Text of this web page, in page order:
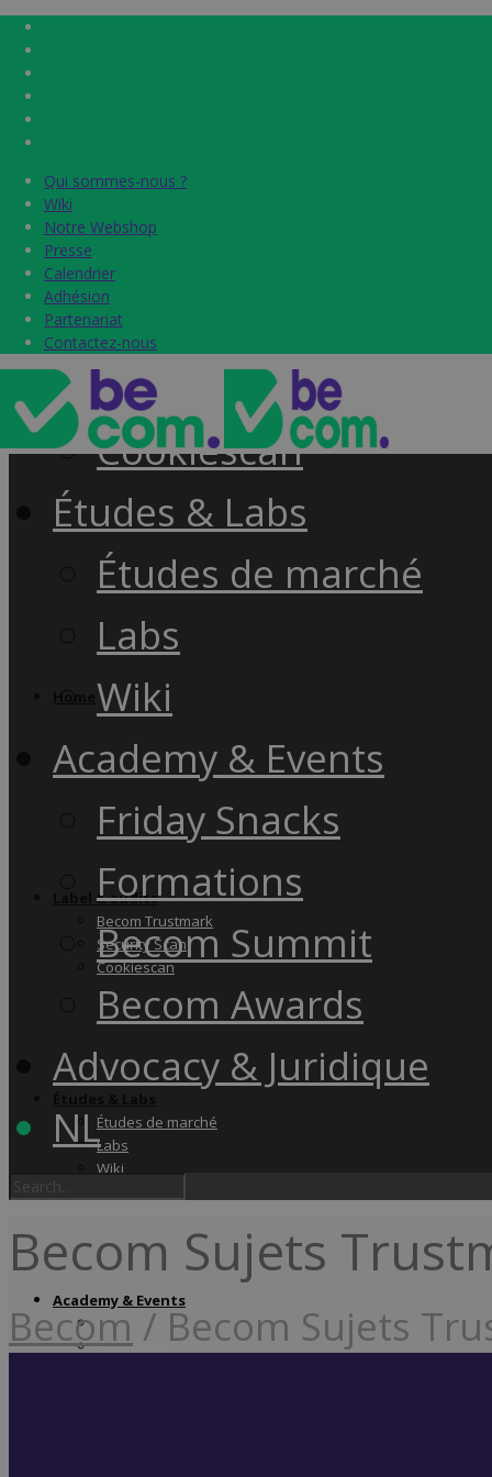
Qui sommes-nous ?
Wiki
Notre Webshop
Presse
Calendrier
Adhésion
Partenariat
Contactez-nous
Label & audits
Becom Trustmark
Security Scan
Cookiescan
Études de marché
Labs
Wiki
Academy & Events
Friday Snacks
Formations
Qui sommes-nous ?
Wiki
Notre Webshop
Presse
Calendrier
Adhésion
Partenariat
Contactez-nous
Home
Label & audits
Becom Trustmark
Security Scan
Cookiescan
Études & Labs
Études de marché
Labs
Wiki
Academy & Events
Friday Snacks
Formations
Becom Summit
Becom Awards
Advocacy & Juridique
NL
Becom Sujets
Becom / Becom Sujets